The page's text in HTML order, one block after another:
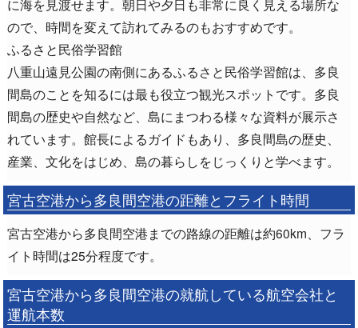
に海を見渡せます。朝日や夕日も非常に良く見える場所な
ので、時間を変えて訪れてみるのもおすすめです。
ふるさと民俗学習館
八重山遠見公園の南側にあるふるさと民俗学習館は、多良
間島のことを知るには最も役立つ観光スポットです。多良
間島の歴史や自然など、島にまつわる様々な資料が展示さ
れています。館長によるガイドもあり、多良間島の歴史、
産業、文化をはじめ、島の暮らしをじっくりと学べます。
宮古空港から多良間空港の距離とフライト時間
宮古空港から多良間空港までの路線の距離は約60km、フラ
イト時間は25分程度です。
宮古空港から多良間空港の就航している航空会社と
運航本数